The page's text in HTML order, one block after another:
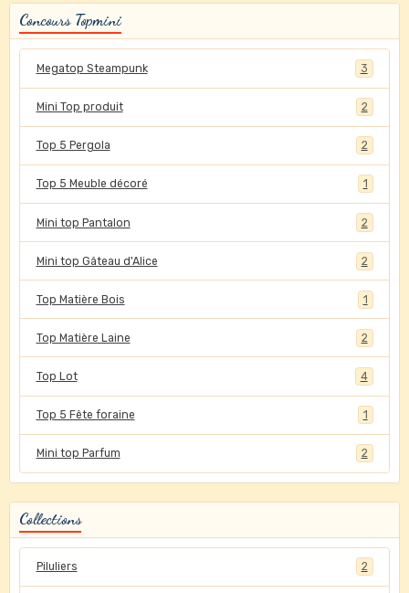
Concours Topmini
Megatop Steampunk 3
Mini Top produit 2
Top 5 Pergola 2
Top 5 Meuble décoré 1
Mini top Pantalon 2
Mini top Gâteau d'Alice 2
Top Matière Bois 1
Top Matière Laine 2
Top Lot 4
Top 5 Fête foraine 1
Mini top Parfum 2
Collections
Piluliers 2